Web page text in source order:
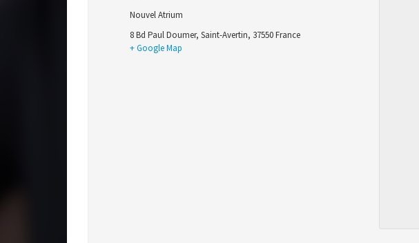
Nouvel Atrium
8 Bd Paul Doumer, Saint-Avertin, 37550France
+ Google Map